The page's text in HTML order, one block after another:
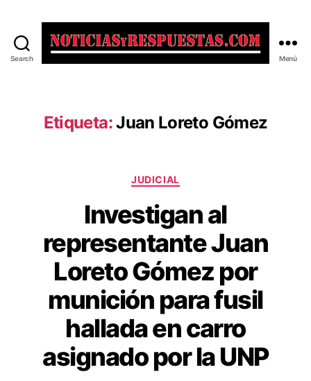
Search Menú
Etiqueta:Juan Loreto Gómez
Categorías
JUDICIAL
Investigan al
representante Juan
Loreto Gómez por
munición para fusil
hallada en carro
asignado por la UNP